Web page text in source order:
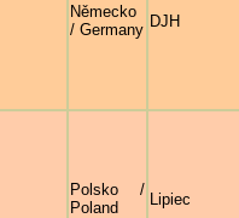
Německo
/ Germany DJH
Polsko /
Poland
Lipiec